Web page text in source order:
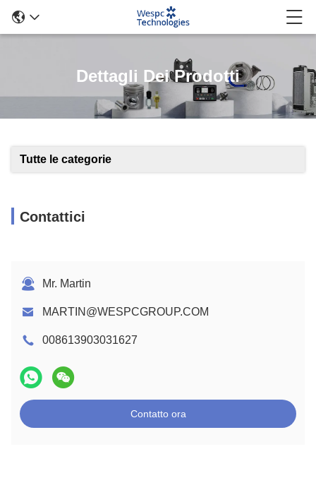
Dettagli Dei Prodotti
Tutte le categorie
Contattici
Mr. Martin
MARTIN@WESPCGROUP.COM
008613903031627
Contatto ora